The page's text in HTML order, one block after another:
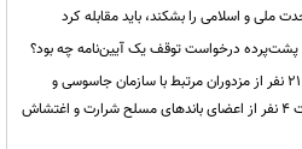
ملی و اسلامی را بشکند، باید مقابله کرد
پشت‌پرده درخواست توقف یک آیین‌نامه چه بود؟
وزارت اطلاعات: شناسایی و دستگیری ۲۱ نفر از مزدوران مرتبط با سازمان جاسوسی و
تروریستی رژیم صهیونیستی و بازداشت ۴ نفر از اعضای باندهای مسلح شرارت و اغتشاش